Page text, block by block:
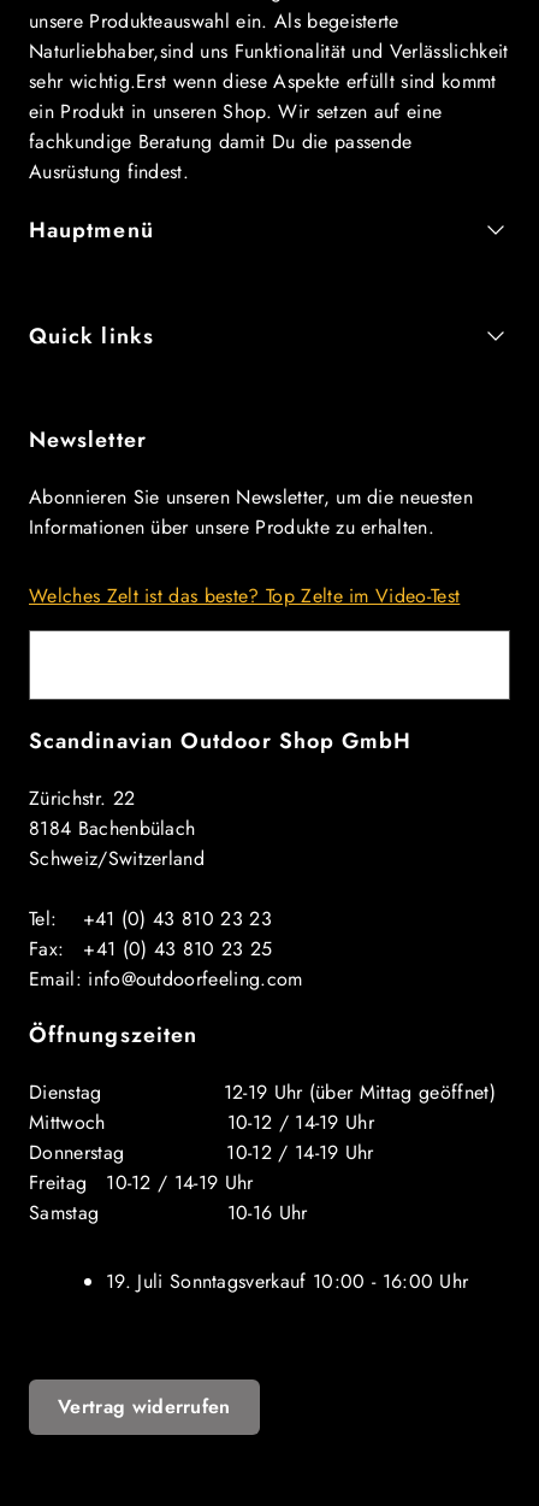
unsere Produkteauswahl ein. Als begeisterte
Naturliebhaber,sind uns Funktionalität und Verlässlichkeit
sehr wichtig.Erst wenn diese Aspekte erfüllt sind kommt
ein Produkt in unseren Shop. Wir setzen auf eine
fachkundige Beratung damit Du die passende
Ausrüstung findest.
Hauptmenü
Quick links
Newsletter
Abonnieren Sie unseren Newsletter, um die neuesten
Informationen über unsere Produkte zu erhalten.
Welches Zelt ist das beste? Top Zelte im Video-Test
Scandinavian Outdoor Shop GmbH
Zürichstr. 22
8184 Bachenbülach
Schweiz/Switzerland
Tel: +41 (0) 43 810 23 23
Fax: +41 (0) 43 810 23 25
Email: info@outdoorfeeling.com
Öffnungszeiten
Dienstag 12-19 Uhr (über Mittag geöffnet)
Mittwoch 10-12 / 14-19 Uhr
Donnerstag 10-12 / 14-19 Uhr
Freitag 10-12 / 14-19 Uhr
Samstag 10-16 Uhr
19. Juli Sonntagsverkauf 10:00 - 16:00 Uhr
Vertrag widerrufen